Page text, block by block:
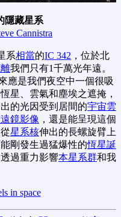
隱藏星系
Cannistra
系相當的IC 342 ，位於北
我們只有1千萬光年遠。
應是我們夜空中一個很吸
星、雲氣和塵埃之遮掩，
的光因受到居間的宇宙雲
鏡影像 ，還是能呈現這個
星系核伸出的長螺旋臂上
剛發生過猛爆性的恆星誕
過重力影響本星系群和我
in space